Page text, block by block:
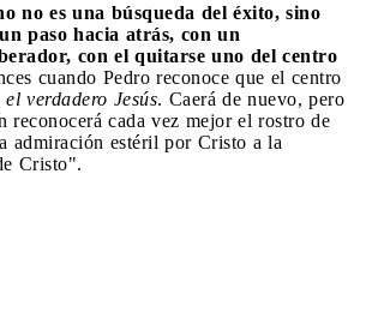
no es una búsqueda del éxito, sino
paso hacia atrás, con un
con el quitarse uno del centro
cuando Pedro reconoce que el centro
el verdadero Jesús. Caerá de nuevo, pero
reconocerá cada vez mejor el rostro de
admiración estéril por Cristo a la
Cristo".